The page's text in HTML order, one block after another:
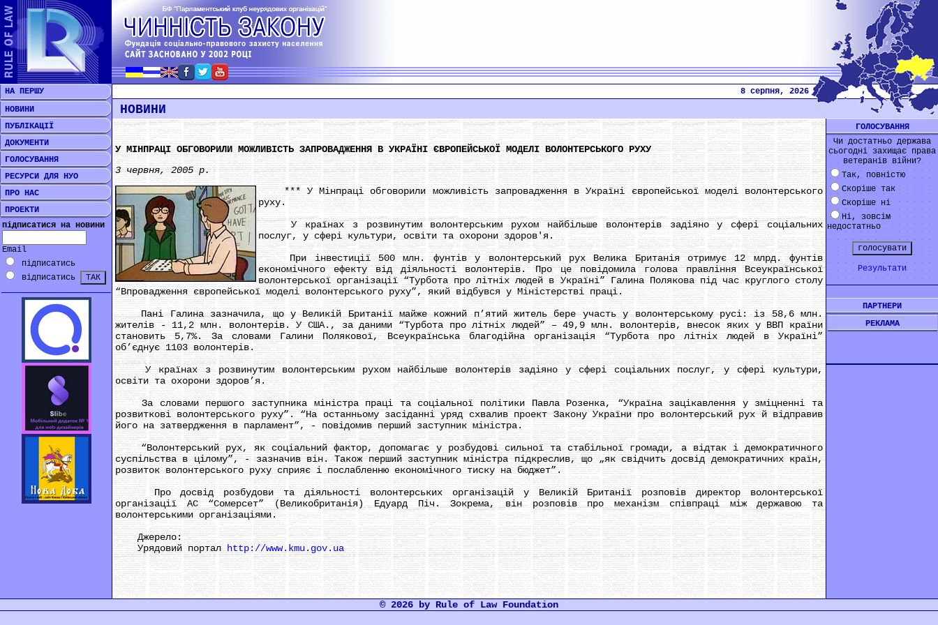
НА ПЕРШУ
8 серпня, 2026
НОВИНИ
ПУБЛІКАЦІЇ
ДОКУМЕНТИ
ГОЛОСУВАННЯ
РЕСУРСИ ДЛЯ НУО
ПРО НАС
ПРОЕКТИ
підписатися на новини
Email
підписатись
відписатись
НОВИНИ
У МІНПРАЦІ ОБГОВОРИЛИ МОЖЛИВІСТЬ ЗАПРОВАДЖЕННЯ В УКРАЇНІ ЄВРОПЕЙСЬКОЇ МОДЕЛІ ВОЛОНТЕРСЬКОГО РУХУ
3 червня, 2005 р.
*** У Мінпраці обговорили можливість запровадження в Україні європейської моделі волонтерського
руху.
У країнах з розвинутим волонтерським рухом найбільше волонтерів задіяно у сфері соціальних
послуг, у сфері культури, освіти та охорони здоров'я.
При інвестиції 500 млн. фунтів у волонтерський рух Велика Британія отримує 12 млрд. фунтів
економічного ефекту від діяльності волонтерів. Про це повідомила голова правління Всеукраїнської
волонтерської організації “Турбота про літніх людей в Україні” Галина Полякова під час круглого столу
“Впровадження європейської моделі волонтерського руху”, який відбувся у Міністерстві праці.
Пані Галина зазначила, що у Великій Британії майже кожний п’ятий житель бере участь у волонтерському русі: із 58,6 млн.
жителів - 11,2 млн. волонтерів. У США., за даними “Турбота про літніх людей” – 49,9 млн. волонтерів, внесок яких у ВВП країни
становить 5,7%. За словами Галини Полякової, Всеукраїнська благодійна організація “Турбота про літніх людей в Україні”
об’єднує 1103 волонтерів.
У країнах з розвинутим волонтерським рухом найбільше волонтерів задіяно у сфері соціальних послуг, у сфері культури,
освіти та охорони здоров’я.
За словами першого заступника міністра праці та соціальної політики Павла Розенка, “Україна зацікавлення у зміцненні та
розвиткові волонтерського руху”. “На останньому засіданні уряд схвалив проект Закону України про волонтерський рух й відправив
його на затвердження в парламент”, - повідомив перший заступник міністра.
“Волонтерський рух, як соціальний фактор, допомагає у розбудові сильної та стабільної громади, а відтак і демократичного
суспільства в цілому”, - зазначив він. Також перший заступник міністра підкреслив, що „як свідчить досвід демократичних країн,
розвиток волонтерського руху сприяє і послабленню економічного тиску на бюджет”.
Про досвід розбудови та діяльності волонтерських організацій у Великій Британії розповів директор волонтерської
організації АС “Сомерсет” (Великобританія) Едуард Піч. Зокрема, він розповів про механізм співпраці між державою та
волонтерськими організаціями.
Джерело:
Урядовий порталhttp://www.kmu.gov.ua
ГОЛОСУВАННЯ
Чи достатньо держава
сьогодні захищає права
ветеранів війни?
Так, повністю
Скоріше так
Скоріше ні
Ні, зовсім
недостатньо
Результати
ПАРТНЕРИ
РЕКЛАМА
© 2026 by Rule of Law Foundation